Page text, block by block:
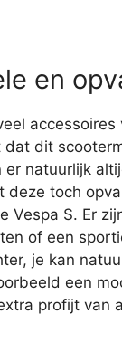
en
dit
natuurlijk
deze toch
Vespa S. Er
of een
je kan
een
profijt van